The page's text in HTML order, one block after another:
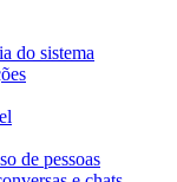
do sistema
de pessoas